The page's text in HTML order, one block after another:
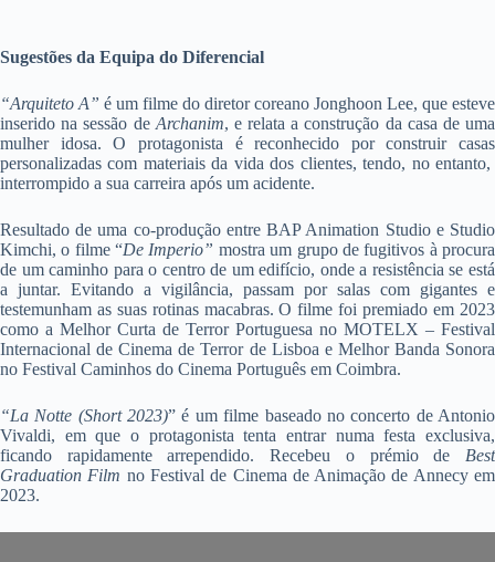
Sugestões da Equipa do Diferencial
“Arquiteto A” é um filme do diretor coreano Jonghoon Lee, que esteve
inserido na sessão de Archanim, e relata a construção da casa de uma
mulher idosa. O protagonista é reconhecido por construir casas
personalizadas com materiais da vida dos clientes, tendo, no entanto,
interrompido a sua carreira após um acidente.
Resultado de uma co-produção entre BAP Animation Studio e Studio
Kimchi, o filme “De Imperio” mostra um grupo de fugitivos à procura
de um caminho para o centro de um edifício, onde a resistência se está
a juntar. Evitando a vigilância, passam por salas com gigantes e
testemunham as suas rotinas macabras. O filme foi premiado em 2023
como a Melhor Curta de Terror Portuguesa no MOTELX – Festival
Internacional de Cinema de Terror de Lisboa e Melhor Banda Sonora
no Festival Caminhos do Cinema Português em Coimbra.
“La Notte (Short 2023)” é um filme baseado no concerto de Antonio
Vivaldi, em que o protagonista tenta entrar numa festa exclusiva,
ficando rapidamente arrependido. Recebeu o prémio de Best
Graduation Film no Festival de Cinema de Animação de Annecy em
2023.